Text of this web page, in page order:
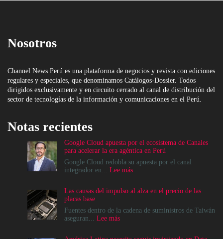
Nosotros
Channel News Perú es una plataforma de negocios y revista con ediciones
regulares y especiales, que denominamos Catálogos-Dossier. Todos
dirigidos exclusivamente y en circuito cerrado al canal de distribución del
sector de tecnologías de la información y comunicaciones en el Perú.
Notas recientes
Google Cloud apuesta por el ecosistema de Canales
para acelerar la era agéntica en Perú
Google Cloud redobla su apuesta por el canal
integrador en... Lee más:
apuesta
el
Las causas del impulso al alza en el precio de las
placas base
Fuentes dentro de la cadena de suministros de Taiwán
aseguran... Lee más: